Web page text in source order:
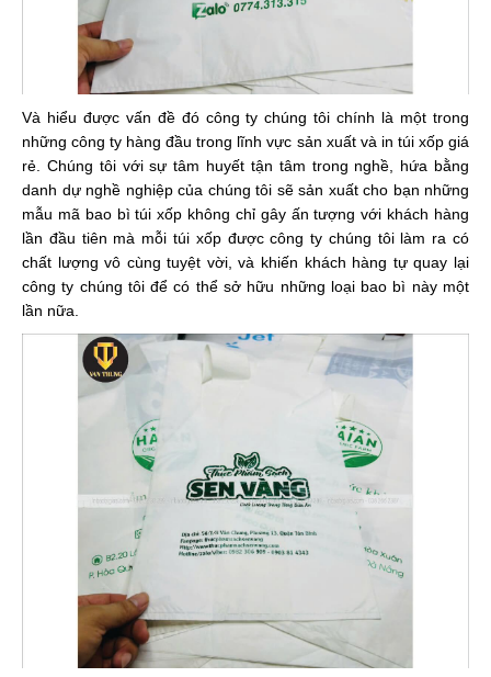
Và hiểu được vấn đề đó công ty chúng tôi chính là một trong
những công ty hàng đầu trong lĩnh vực sản xuất và in túi xốp giá
rẻ. Chúng tôi với sự tâm huyết tận tâm trong nghề, hứa bằng
danh dự nghề nghiệp của chúng tôi sẽ sản xuất cho bạn những
mẫu mã bao bì túi xốp không chỉ gây ấn tượng với khách hàng
lần đầu tiên mà mỗi túi xốp được công ty chúng tôi làm ra có
chất lượng vô cùng tuyệt vời, và khiến khách hàng tự quay lại
công ty chúng tôi để có thể sở hữu những loại bao bì này một
lần nữa.